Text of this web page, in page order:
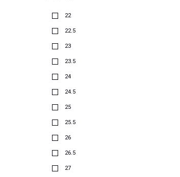
22
22.5
23
23.5
24
24.5
25
25.5
26
26.5
27